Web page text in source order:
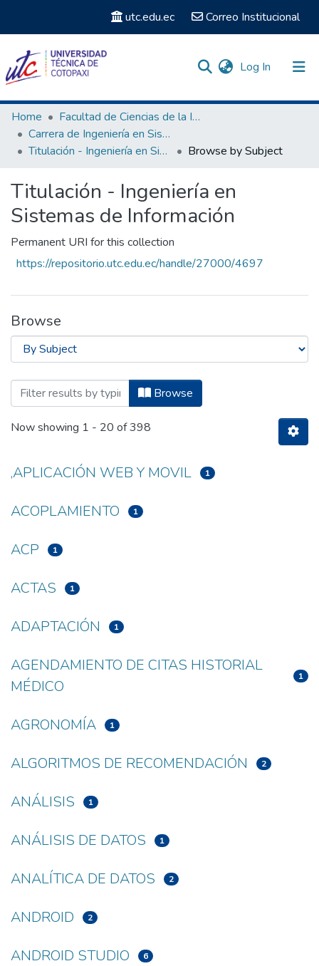
utc.edu.ec Correo Institucional
Log In (current)
Communities & Collections
Search
Home
Facultad de Ciencias de la Ingeniería y Aplicadas
Carrera de Ingeniería en Sistemas de Información
Titulación - Ingeniería en Sistemas de Información
Browse by Subject
Titulación - Ingeniería en
Sistemas de Información
Permanent URI for this collection
https://repositorio.utc.edu.ec/handle/27000/4697
Browse
Browsing Titulación - Ingeniería en
Browse
Now showing 1 - 20 of 398
,APLICACIÓN WEB Y MOVIL 1
ACOPLAMIENTO 1
ACP 1
ACTAS 1
ADAPTACIÓN 1
AGENDAMIENTO DE CITAS HISTORIAL
MÉDICO
1
AGRONOMÍA 1
ALGORITMOS DE RECOMENDACIÓN 2
ANÁLISIS 1
ANÁLISIS DE DATOS 1
ANALÍTICA DE DATOS 2
ANDROID 2
ANDROID STUDIO 6